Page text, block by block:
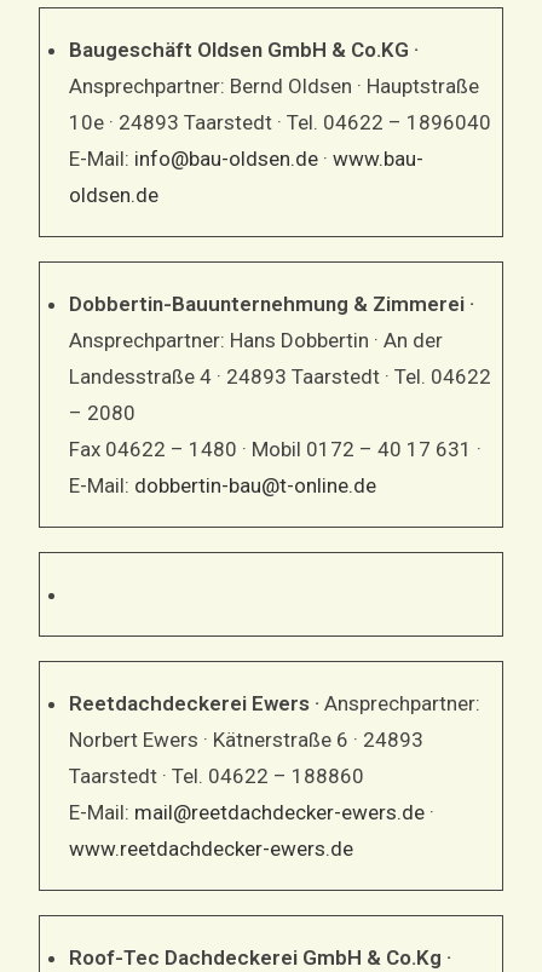
Baugeschäft Oldsen GmbH & Co.KG ·
Ansprechpartner: Bernd Oldsen · Hauptstraße
10e · 24893 Taarstedt · Tel. 04622 – 1896040
E-Mail: info@bau-oldsen.de ·www.bau-
oldsen.de
Dobbertin-Bauunternehmung & Zimmerei ·
Ansprechpartner: Hans Dobbertin · An der
Landesstraße 4 · 24893 Taarstedt · Tel. 04622
– 2080
Fax 04622 – 1480 · Mobil 0172 – 40 17 631 ·
E-Mail: dobbertin-bau@t-online.de
Reetdachdeckerei Ewers ·Ansprechpartner:
Norbert Ewers · Kätnerstraße 6 · 24893
Taarstedt · Tel. 04622 – 188860
E-Mail: mail@reetdachdecker-ewers.de ·
www.reetdachdecker-ewers.de
Roof-Tec Dachdeckerei GmbH & Co.Kg ·